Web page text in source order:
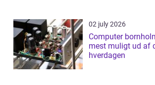
02 july 2026
Computer
mest muligt ud af
hverdagen